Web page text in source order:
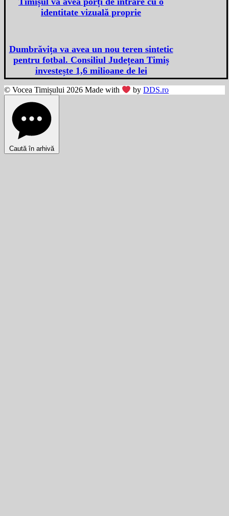
identitate vizuală proprie
Dumbrăvița va avea un nou teren sintetic
pentru fotbal. Consiliul Județean Timiș
investește 1,6 milioane de lei
© Vocea Timișului 2026 Made with byDDS.ro
Caută în arhivă